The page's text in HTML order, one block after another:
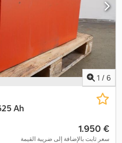
1 / 6
Ah
‏1.950 €
سعر ثابت بالإضافة إلى ضريبة القيمة